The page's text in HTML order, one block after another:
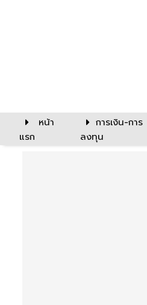
หน้า
แรก
การเงิน-การ
ลงทุน